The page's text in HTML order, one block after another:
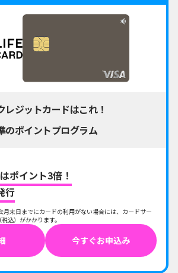
レジットカードはこれ！
のポイントプログラム
ポイント3倍！
行
月末日までにカードの利用がない場合には、カードサー
込）がかかります。
今すぐお申込み